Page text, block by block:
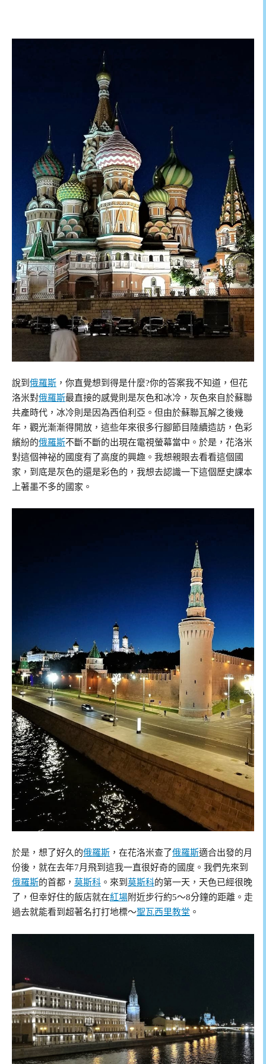
說到 俄羅斯 ，你直覺想到得是什麼?你的答案我不知道，但花
洛米對俄羅斯最直接的感覺則是灰色和冰冷，灰色來自於蘇聯
共產時代，冰冷則是因為西伯利亞。但由於蘇聯瓦解之後幾
年，觀光漸漸得開放，這些年來很多行腳節目陸續造訪，色彩
繽紛的俄羅斯不斷不斷的出現在電視螢幕當中。於是，花洛米
對這個神祕的國度有了高度的興趣。我想親眼去看看這個國
家，到底是灰色的還是彩色的，我想去認識一下這個歷史課本
上著墨不多的國家。
於是，想了好久的俄羅斯 ，在花洛米查了俄羅斯適合出發的月
份後，就在去年7月飛到這我一直很好奇的國度。我們先來到
俄羅斯的首都， 莫斯科 。來到 莫斯科的第一天，天色已經很晚
了，但幸好住的飯店就在紅場附近步行約5～8分鐘的距離。走
過去就能看到超著名打打地標～聖瓦西里教堂 。